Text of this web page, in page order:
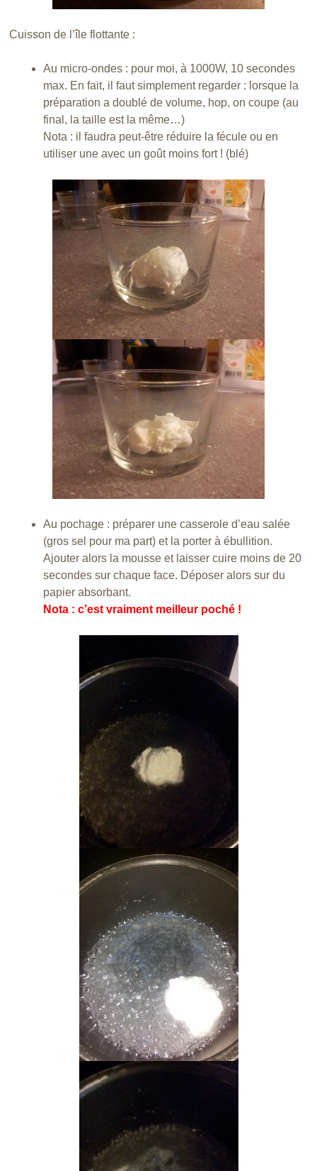
Cuisson de l’île flottante :
Au micro-ondes : pour moi, à 1000W, 10 secondes
max. En fait, il faut simplement regarder : lorsque la
préparation a doublé de volume, hop, on coupe (au
final, la taille est la même…)
Nota : il faudra peut-être réduire la fécule ou en
utiliser une avec un goût moins fort ! (blé)
Au pochage : préparer une casserole d’eau salée
(gros sel pour ma part) et la porter à ébullition.
Ajouter alors la mousse et laisser cuire moins de 20
secondes sur chaque face. Déposer alors sur du
papier absorbant.
Nota : c’est vraiment meilleur poché !